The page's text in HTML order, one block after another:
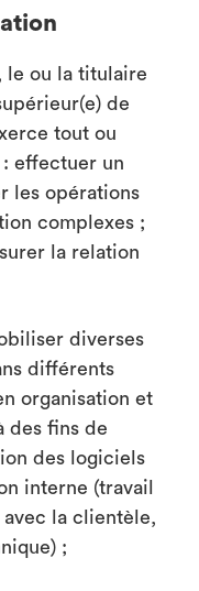
le ou la titulaire
de
tout ou
effectuer un
les opérations
complexes ;
la relation
diverses
différents
organisation et
des fins de
des logiciels
interne (travail
la clientèle,
;